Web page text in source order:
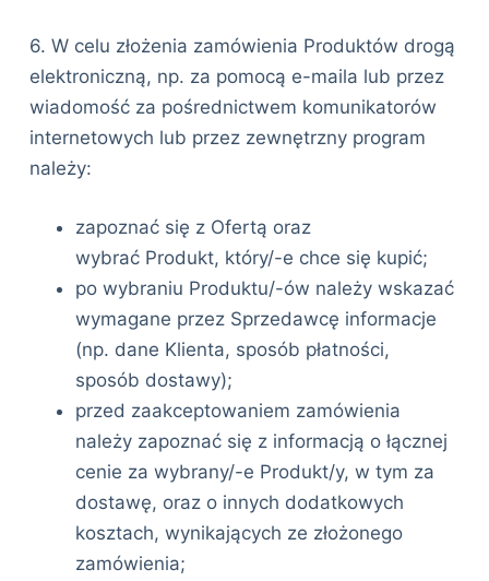
6. W celu złożenia zamówienia Produktów drogą
elektroniczną, np. za pomocą e-maila lub przez
wiadomość za pośrednictwem komunikatorów
internetowych lub przez zewnętrzny program
należy:
zapoznać się z Ofertą oraz
wybrać Produkt, który/-e chce się kupić;
po wybraniu Produktu/-ów należy wskazać
wymagane przez Sprzedawcę informacje
(np. dane Klienta, sposób płatności,
sposób dostawy);
przed zaakceptowaniem zamówienia
należy zapoznać się z informacją o łącznej
cenie za wybrany/-e Produkt/y, w tym za
dostawę, oraz o innych dodatkowych
kosztach, wynikających ze złożonego
zamówienia;